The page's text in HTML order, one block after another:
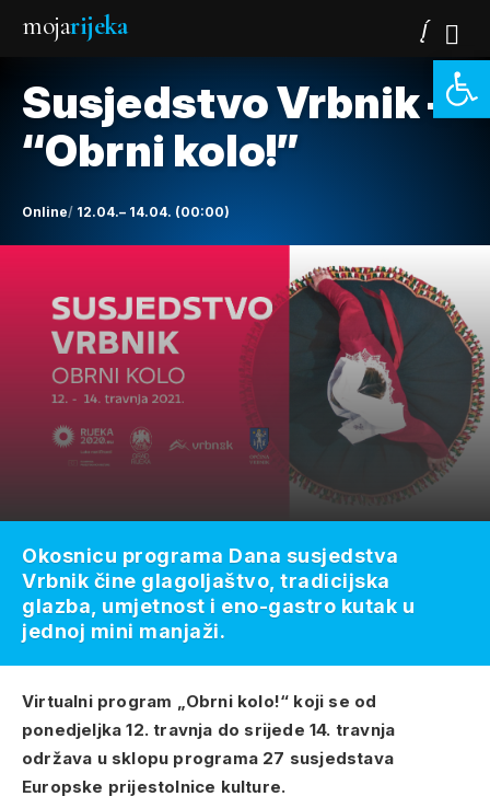
mojarijeka
Susjedstvo Vrbnik –
“Obrni kolo!”
Online 12.04.– 14.04. (00:00)
Virtualni program „Obrni kolo!“ koji se od
ponedjeljka 12. travnja do srijede 14. travnja
održava u sklopu programa 27 susjedstava
Europske prijestolnice kulture.
Okosnicu programa Dana susjedstva
Vrbnik čine glagoljaštvo, tradicijska
glazba, umjetnost i eno-gastro kutak u
jednoj mini manjaži.